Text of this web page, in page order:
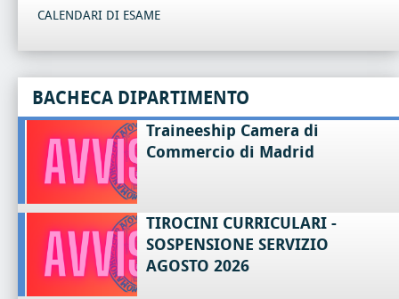
CALENDARI DI ESAME
BACHECA DIPARTIMENTO
Traineeship Camera di
Commercio di Madrid
TIROCINI CURRICULARI -
SOSPENSIONE SERVIZIO
AGOSTO 2026